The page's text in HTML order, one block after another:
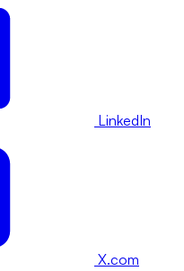
LinkedIn
X.com